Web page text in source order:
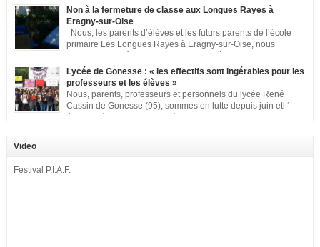
met à votre disposition ce kit de mobilisation comprenant : 1 affiche
appelant […]
Non à la fermeture de classe aux Longues Rayes à
Eragny-sur-Oise
Nous, les parents d’élèves et les futurs parents de l’école
primaire Les Longues Rayes à Eragny-sur-Oise, nous
classe aux Longues Rayes ». Non à la dégradation continue des conditions
d’accueil et d’apprentissage de nos enfants à l’école primaire. Chaque
enfant a droit à […]
Lycée de Gonesse : « les effectifs sont ingérables pour les
professeurs et les élèves »
Nous, parents, professeurs et personnels du lycée René
Cassin de Gonesse (95), sommes en lutte depuis juin etl ‘
équipe pédagogique en grève depuis le vendredi 2
nombreuses classes de première et […]
Video
Festival P.I.A.F.